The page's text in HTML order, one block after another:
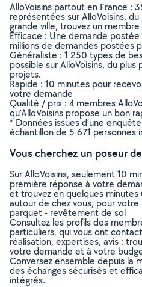
AlloVoisins partout en France :
représentées sur AlloVoisins,
grande ville, trouvez un
Efficace : Une demande
millions de demandes postées
Généraliste : 1 250 types de
possible sur AlloVoisins, du
projets.
Rapide : 10 minutes pour
votre demande
Qualité / prix : 4 membres
qu’AlloVoisins propose un bon
* Données issues d’une
échantillon de 5 671 personnes
Vous cherchez un poseur
Sur AlloVoisins, seulement 10
première réponse à votre
et trouvez en quelques
autour de chez vous, pour
parquet - revêtement de sol
Consultez les profils des
particuliers, qui vous ont
réalisation, expertises, avis :
votre demande et à votre
Conversez ensemble depuis la
des échanges sécurisés et
intégrés.